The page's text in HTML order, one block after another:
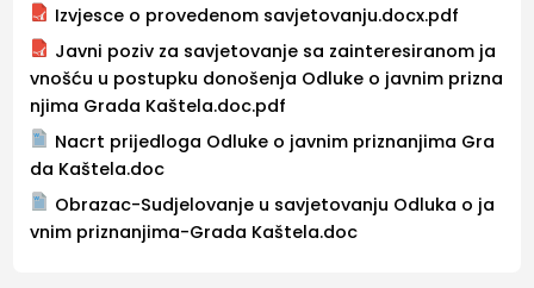
Izvjesce o provedenom savjetovanju.docx.pdf
Javni poziv za savjetovanje sa zainteresiranom ja
vnošću u postupku donošenja Odluke o javnim prizna
njima Grada Kaštela.doc.pdf
Nacrt prijedloga Odluke o javnim priznanjima Gra
da Kaštela.doc
Obrazac-Sudjelovanje u savjetovanju Odluka o ja
vnim priznanjima-Grada Kaštela.doc